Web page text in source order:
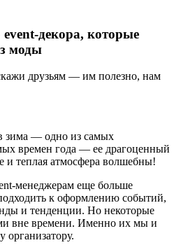
декора, которые
моды
друзьям — им полезно, нам
зима — одно из самых
времен года — ее драгоценный
и теплая атмосфера волшебны!
менеджерам еще больше
к оформлению событий,
и тенденции. Но некоторые
вне времени. Именно их мы и
организатору.